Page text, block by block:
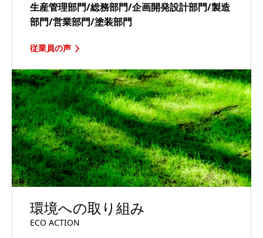
生産管理部門/総務部門/企画開発設計部門/製造
部門/営業部門/塗装部門
従業員の声
環境への取り組み
ECO ACTION